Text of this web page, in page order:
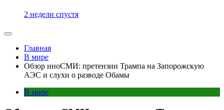
2 недели спустя
Главная
В мире
Обзор иноСМИ: претензии Трампа на Запорожскую
АЭС и слухи о разводе Обамы
В мире